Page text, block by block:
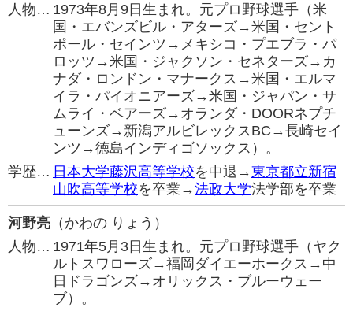
人物… 1973年8月9日生まれ。元プロ野球選手（米
国・エバンズビル・アターズ→米国・セント
ポール・セインツ→メキシコ・プエブラ・パ
ロッツ→米国・ジャクソン・セネターズ→カ
ナダ・ロンドン・マナークス→米国・エルマ
イラ・パイオニアーズ→米国・ジャパン・サ
ムライ・ベアーズ→オランダ・DOORネプチ
ューンズ→新潟アルビレックスBC→長崎セイ
ンツ→徳島インディゴソックス）。
学歴… 日本大学藤沢高等学校を中退→東京都立新宿
山吹高等学校を卒業→法政大学法学部を卒業
河野亮 （かわの りょう）
人物… 1971年5月3日生まれ。元プロ野球選手（ヤク
ルトスワローズ→福岡ダイエーホークス→中
日ドラゴンズ→オリックス・ブルーウェー
ブ）。